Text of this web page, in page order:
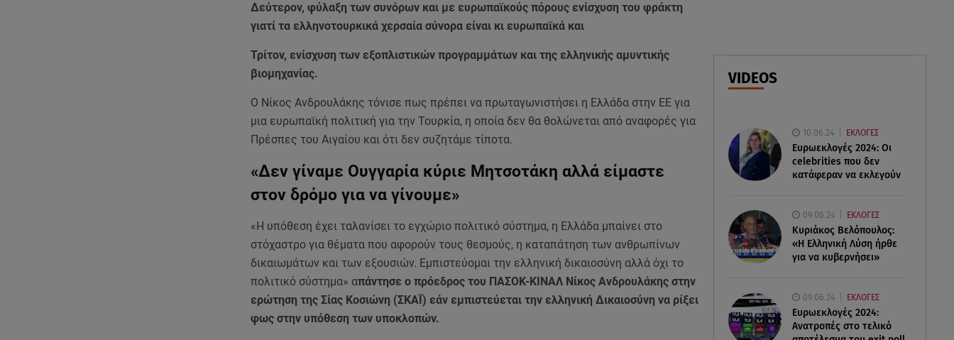
06.08.26 , 09:17
Μύκονο
VIDEOS
10.06.24 ΕΚΛΟΓΕΣ
Ευρωεκλογές 2024: Οι
celebrities που δεν
κατάφεραν να εκλεγούν
09.06.24 ΕΚΛΟΓΕΣ
Κυριάκος Βελόπουλος:
«Η Ελληνική Λύση ήρθε
για να κυβερνήσει»
09.06.24 ΕΚΛΟΓΕΣ
Ευρωεκλογές 2024:
Ανατροπές στο τελικό
Δεύτερον, φύλαξη των συνόρων και με ευρωπαϊκούς πόρους ενίσχυση του φράκτη
γιατί τα ελληνοτουρκικά χερσαία σύνορα είναι κι ευρωπαϊκά και
Τρίτον, ενίσχυση των εξοπλιστικών προγραμμάτων και της ελληνικής αμυντικής
βιομηχανίας.
Ο Νίκος Ανδρουλάκης τόνισε πως πρέπει να πρωταγωνιστήσει η Ελλάδα στην ΕΕ για
μια ευρωπαϊκή πολιτική για την Τουρκία, η οποία δεν θα θολώνεται από αναφορές για
Πρέσπες του Αιγαίου και ότι δεν συζητάμε τίποτα.
«Δεν γίναμε Ουγγαρία κύριε Μητσοτάκη αλλά είμαστε
στον δρόμο για να γίνουμε»
«Η υπόθεση έχει ταλανίσει το εγχώριο πολιτικό σύστημα, η Ελλάδα μπαίνει στο
στόχαστρο για θέματα που αφορούν τους θεσμούς, η καταπάτηση των ανθρωπίνων
δικαιωμάτων και των εξουσιών. Εμπιστεύομαι την ελληνική δικαιοσύνη αλλά όχι το
πολιτικό σύστημα» απάντησε ο πρόεδρος του ΠΑΣΟΚ-ΚΙΝΑΛ Νίκος Ανδρουλάκης στην
ερώτηση της Σίας Κοσιώνη (ΣΚΑΪ) εάν εμπιστεύεται την ελληνική Δικαιοσύνη να ρίξει
φως στην υπόθεση των υποκλοπών.